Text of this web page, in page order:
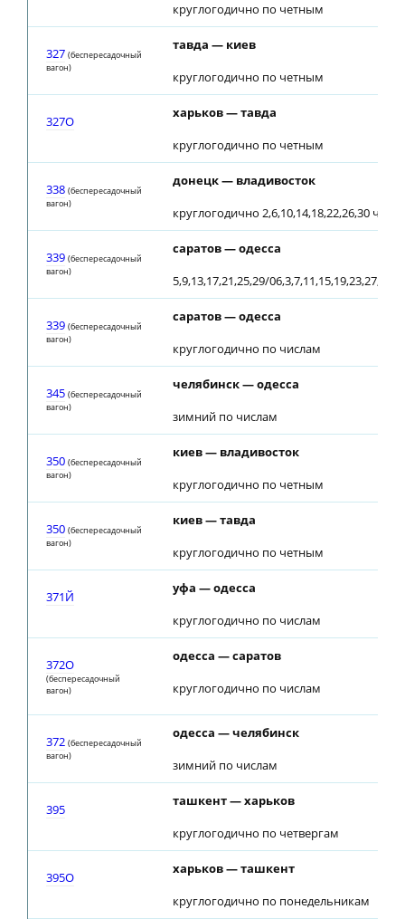
круглогодично по четным
327 (беспересадочный
вагон)
тавда — киев
круглогодично по четным
327О
харьков — тавда
круглогодично по четным
338 (беспересадочный
вагон)
донецк — владивосток
круглогодично 2,6,10,14,18,22,26,30
339 (беспересадочный
вагон)
саратов — одесса
5,9,13,17,21,25,29/06,3,7,11,15,19,23,27,31/
339 (беспересадочный
вагон)
саратов — одесса
круглогодично по числам
345 (беспересадочный
вагон)
челябинск — одесса
зимний по числам
350 (беспересадочный
вагон)
киев — владивосток
круглогодично по четным
350 (беспересадочный
вагон)
киев — тавда
круглогодично по четным
371Й
уфа — одесса
круглогодично по числам
372О
(беспересадочный
вагон)
одесса — саратов
круглогодично по числам
372 (беспересадочный
вагон)
одесса — челябинск
зимний по числам
395
ташкент — харьков
круглогодично по четвергам
395О
харьков — ташкент
круглогодично по понедельникам